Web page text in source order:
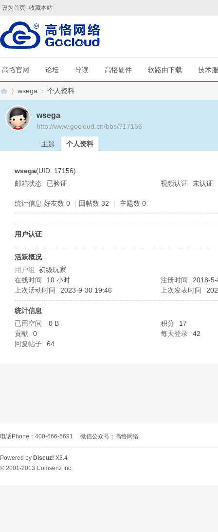
设为首页 收藏本站
高恪官网 论坛 导读 高恪硬件 软路由下载 技术
L
wsega 个人资料
wsega
http://www.gocloud.cn/bbs/?17156
主题 个人资料
wsega(UID: 17156)
邮箱状态
已验证 视频认证 未认证
统计信息 好友数 0 | 回帖数 32 | 主题数 0
用户认证
活跃概况
用户组 初级玩家
在线时间
10 小时 注册时间
2018-
上次活动时间
2023-9-30 19:46 上次发表时间
统计信息
已用空间
0 B 积分
17
贡献
0 每天登录
42
回复帖子
64
电话Phone：400-666-5691 微信公众号：高恪网络
Powered by Discuz! X3.4
© 2001-2013 Comsenz Inc.